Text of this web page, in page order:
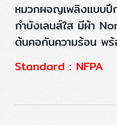
หมวกผจญเพลิงแบบ
กำบังเลนส์ใส มีผ้า
ต้นคอกันความร้อน พ
Standard : NFPA